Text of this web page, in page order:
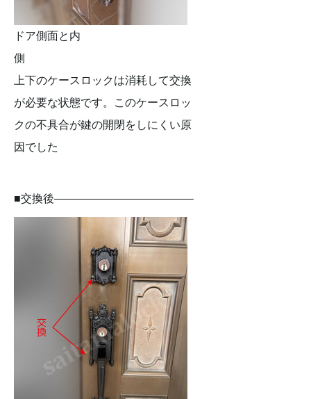
ドア側面と内
側
上下のケースロックは消耗して交換
が必要な状態です。このケースロッ
クの不具合が鍵の開閉をしにくい原
因でした
■交換後————————————–